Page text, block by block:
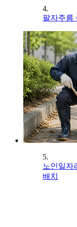
4.
팔자주름
5.
노인일자
배치